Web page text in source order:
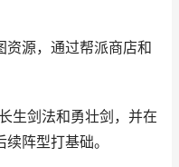
资源，通过帮派商店和
生剑法和勇壮剑，并在
阵型打基础。